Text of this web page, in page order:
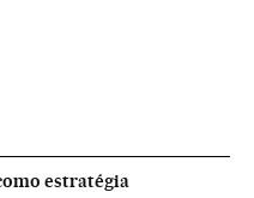
estratégia